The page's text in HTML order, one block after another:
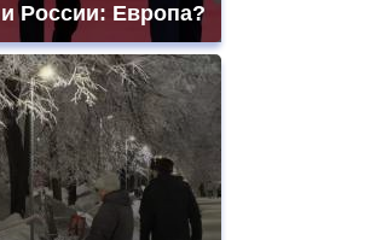
и России: Европа?